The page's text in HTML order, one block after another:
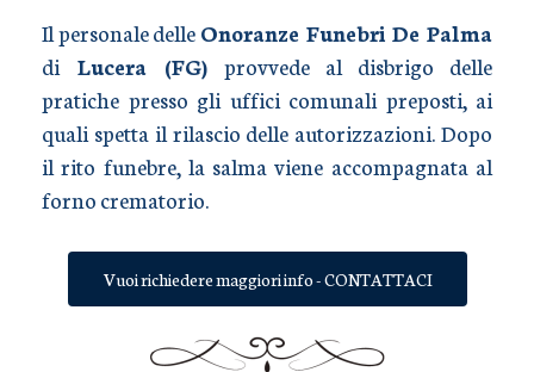
Il personale delleOnoranze Funebri De Palma
di Lucera (FG) provvede al disbrigo delle
pratiche presso gli uffici comunali preposti, ai
quali spetta il rilascio delle autorizzazioni. Dopo
il rito funebre, la salma viene accompagnata al
forno crematorio.
Vuoi richiedere maggiori info - CONTATTACI